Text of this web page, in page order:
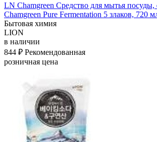
LN Chamgreen Средство для мытья
Chamgreen Pure Fermentation 5 злаков, 720
Бытовая химия
LION
в наличии
844 ₽ Рекомендованная
розничная цена